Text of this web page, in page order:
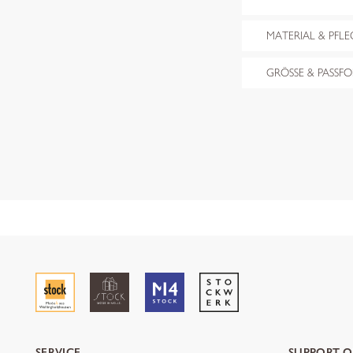
MATERIAL &
GRÖSSE &